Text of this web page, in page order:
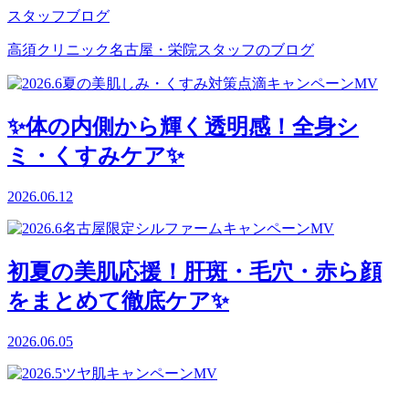
スタッフブログ
高須クリニック名古屋・栄院スタッフのブログ
✨体の内側から輝く透明感！全身シ
ミ・くすみケア✨
2026.06.12
初夏の美肌応援！肝斑・毛穴・赤ら顔
をまとめて徹底ケア✨
2026.06.05